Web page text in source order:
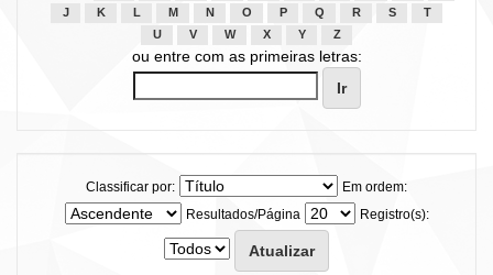
J
K L M N O P Q R S
T
U
V W X Y Z
ou entre com as primeiras letras:
Classificar por:
Em ordem:
Resultados/Página
Registro(s):